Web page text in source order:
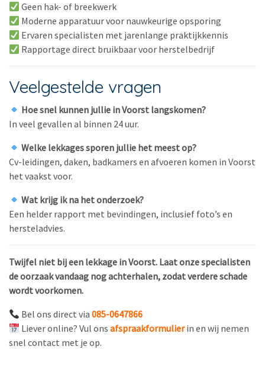
Geen hak- of breekwerk
Moderne apparatuur voor nauwkeurige opsporing
Ervaren specialisten met jarenlange praktijkkennis
Rapportage direct bruikbaar voor herstelbedrijf
Veelgestelde vragen
Hoe snel kunnen jullie in Voorst langskomen?
In veel gevallen al binnen 24 uur.
Welke lekkages sporen jullie het meest op?
Cv-leidingen, daken, badkamers en afvoeren komen in Voorst
het vaakst voor.
Wat krijg ik na het onderzoek?
Een helder rapport met bevindingen, inclusief foto’s en
hersteladvies.
Twijfel niet bij een lekkage in Voorst. Laat onze specialisten
de oorzaak vandaag nog achterhalen, zodat verdere schade
wordt voorkomen.
Bel ons direct via085-0647866
Liever online? Vul onsafspraakformulierin en wij nemen
snel contact met je op.